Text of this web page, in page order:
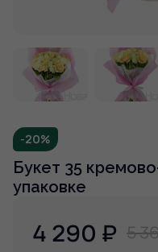
-20%
Букет 35
упаковке
4 290 ₽ 5